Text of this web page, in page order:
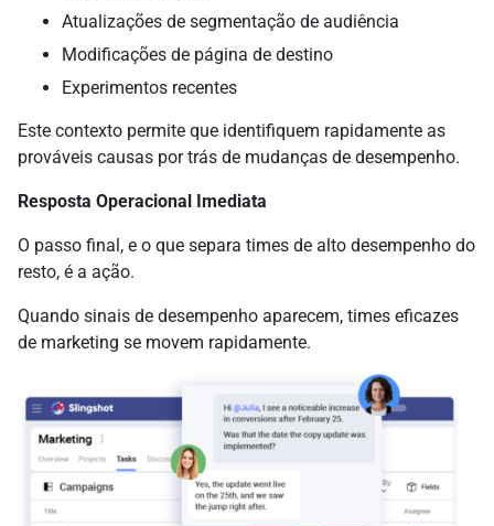
Atualizações de segmentação de audiência
Modificações de página de destino
Experimentos recentes
Este contexto permite que identifiquem rapidamente as
prováveis causas por trás de mudanças de desempenho.
Resposta Operacional Imediata
O passo final, e o que separa times de alto desempenho do
resto, é a ação.
Quando sinais de desempenho aparecem, times eficazes
de marketing se movem rapidamente.